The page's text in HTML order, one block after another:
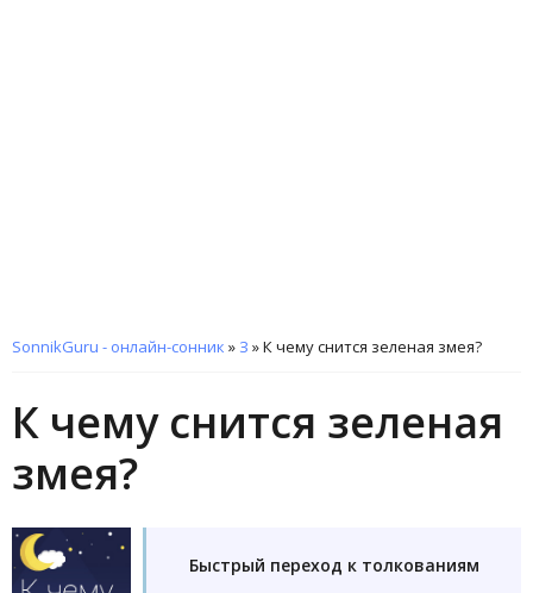
SonnikGuru - онлайн-сонник » З »К чему снится зеленая змея?
К чему снится зеленая
змея?
Быстрый переход к толкованиям